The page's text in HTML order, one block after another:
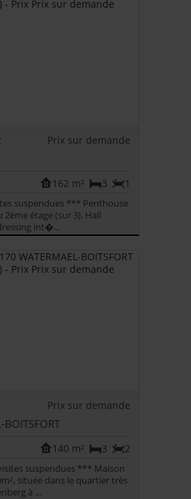
Prix sur demande
1
3
162 m²
suspendues *** Penthouse
étage (sur 3). Hall
int�...
Prix sur demande
BOITSFORT
2
3
140 m²
suspendues *** Maison
située dans le quartier très
à ...